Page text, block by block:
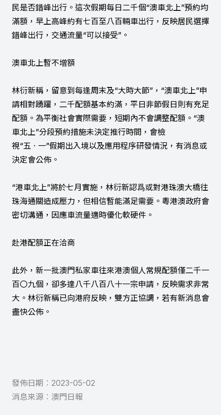
民是否錯峰出行。這次假期每日二千個“澳車北上”預約均
滿額，早上高峰約有七百至八百輛車出行，反映居民選擇
錯峰出行，交通流量“可以接受”。
澳車北上暫不增額
林衍新稱，留意到每逢周末及“大時大節”，“澳車北上”申
請相對踴躍，二千配額基本約滿，平日非節假日則有充足
配額。為平衡社會實際需要，短期內不會調整配額。“澳
車北上”分段預約措施未決定推行時間，會檢
視“五 · 一”假期出入境以及應用程序研發情況，有消息或
決定會公佈。
“港車北上”將於七月實施，林衍新認爲或對港珠澳大橋往
珠海通關造成壓力，但相信暫能滿足需要。粵港澳政府會
密切溝通，因應車流量適時優化軟硬件。
赴港配額正在洽商
此外，新一批澳門私家車往來港澳個人常規配額僅二千一
百〇九個，卻多達八千八百八十一宗申請，反映需求非常
大。林衍新稱已向港府反映，雙方正協調，若有新消息會
盡快公佈。
發佈日期︰ 2023-05-02
消息來源︰ 澳門日報